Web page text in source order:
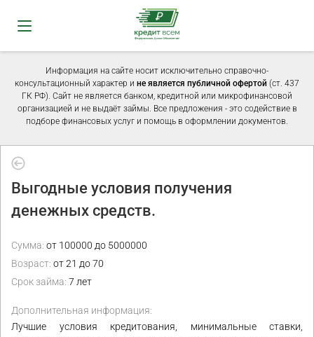
Информация на сайте носит исключительно справочно-
консультационный характер и не является публичной офертой (ст. 437
ГК РФ). Сайт не является банком, кредитной или микрофинансовой
организацией и не выдаёт займы. Все предложения - это содействие в
подборе финансовых услуг и помощь в оформлении документов.
Выгодные условия получения
денежных средств.
Сумма: от 100000 до 5000000
Возраст: от 21 до 70
Срок займа: 7 лет
Дополнительная информация:
Лучшие условия кредитования, минимальные ставки,